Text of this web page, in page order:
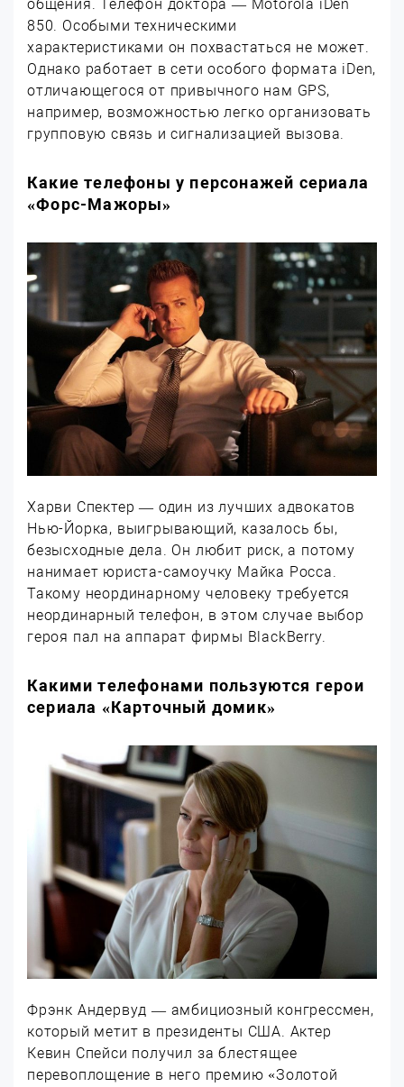
общения. Телефон доктора — Motorola iDen
850. Особыми техническими
характеристиками он похвастаться не может.
Однако работает в сети особого формата iDen,
отличающегося от привычного нам GPS,
например, возможностью легко организовать
групповую связь и сигнализацией вызова.
Какие телефоны у персонажей сериала
«Форс-Мажоры»
Харви Спектер — один из лучших адвокатов
Нью-Йорка, выигрывающий, казалось бы,
безысходные дела. Он любит риск, а потому
нанимает юриста-самоучку Майка Росса.
Такому неординарному человеку требуется
неординарный телефон, в этом случае выбор
героя пал на аппарат фирмы BlackBerry.
Какими телефонами пользуются герои
сериала «Карточный домик»
Фрэнк Андервуд — амбициозный конгрессмен,
который метит в президенты США. Актер
Кевин Спейси получил за блестящее
перевоплощение в него премию «Золотой